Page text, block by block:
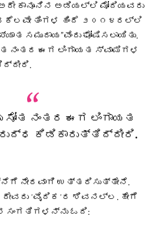
ಕಾನೂನಿನ ಅಡಿಯಲ್ಲಿ ಮೋದಿಯವರು
ಕೆಲವೇ ತಿಂಗಳ ಹಿಂದೆ ೨೦೧೪ರಲ್ಲಿ
ಸಮುದಾಯ”ವೆಂದು ಘೋಷಿಸಲಾಯಿತು.
ನಂತರ ಈಗ ಲಿಂಗಾಯತ ಸ್ವಾಮಿಗಳ
ಸೋತ ನಂತರ ಈಗ ಲಿಂಗಾಯತ
ಕಿಡಿಕಾರುತ್ತಿದ್ದೀರಿ.
ನೇರವಾಗಿ ಉತ್ತರಿಸುತ್ತೇನೆ.
ದೇವರು ʼವೈದಿಕʼರ ಶಿವನಲ್ಲ. ಹೇಗೆ
ಸಂಗತಿಗಳನ್ನು ಓದಿ: